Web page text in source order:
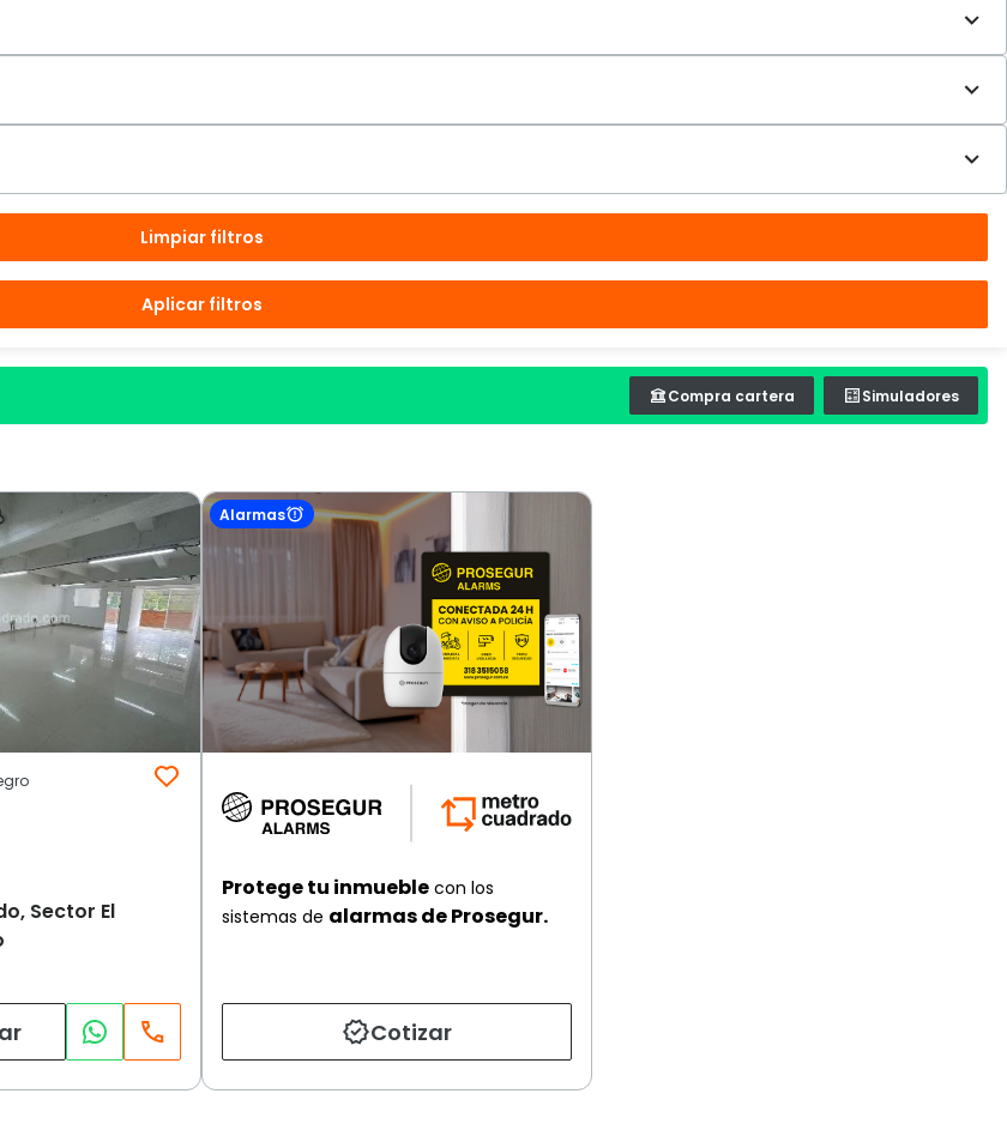
Limpiar filtros
Aplicar filtros
Compra cartera Simuladores
Sector El
Alarmas
Protege tu inmueble con los
sistemas de alarmas de Prosegur.
Cotizar